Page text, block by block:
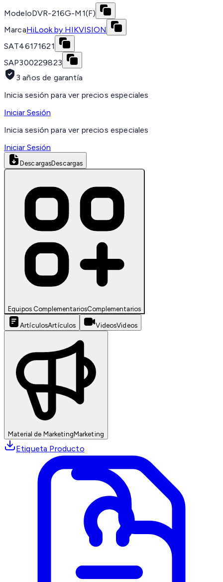
ModeloDVR-216G-M1(F)
MarcaHiLook by HIKVISION
SAT46171621
SAP300229823
3 años de garantía
Inicia sesión para ver precios especiales
Iniciar Sesión
Inicia sesión para ver precios especiales
Iniciar Sesión
DescargasDescargas
Equipos ComplementariosComplementarios
ArtículosArtículos VideosVideos
Material de MarketingMarketing
Etiqueta Producto